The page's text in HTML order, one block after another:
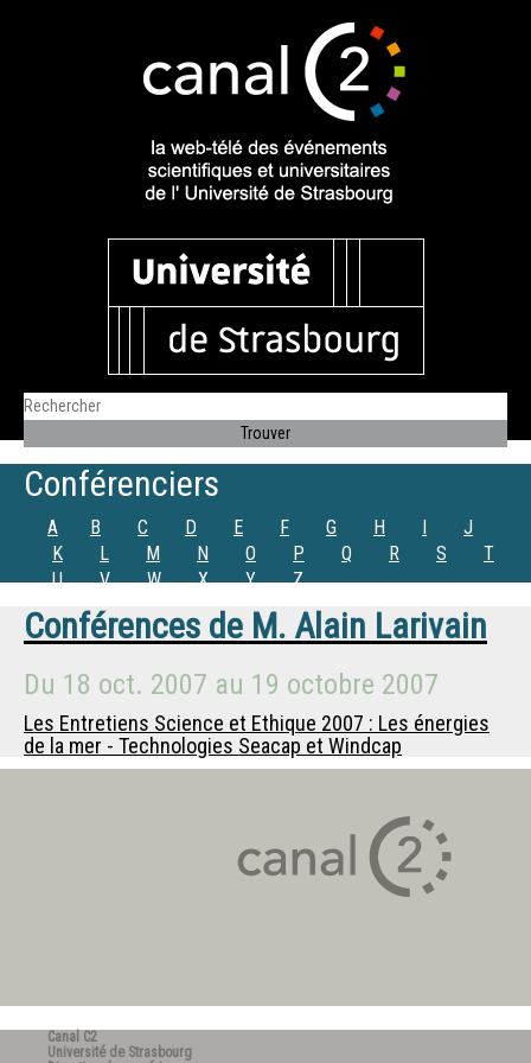
Conférenciers
A B C D E F G H I
J
K
L M N O P Q R S
T
U
V W X Y Z
Conférences de M. Alain Larivain
Du 18 oct. 2007 au 19 octobre 2007
Les Entretiens Science et Ethique 2007 : Les énergies
de la mer - Technologies Seacap et Windcap
Canal C2
Université de Strasbourg